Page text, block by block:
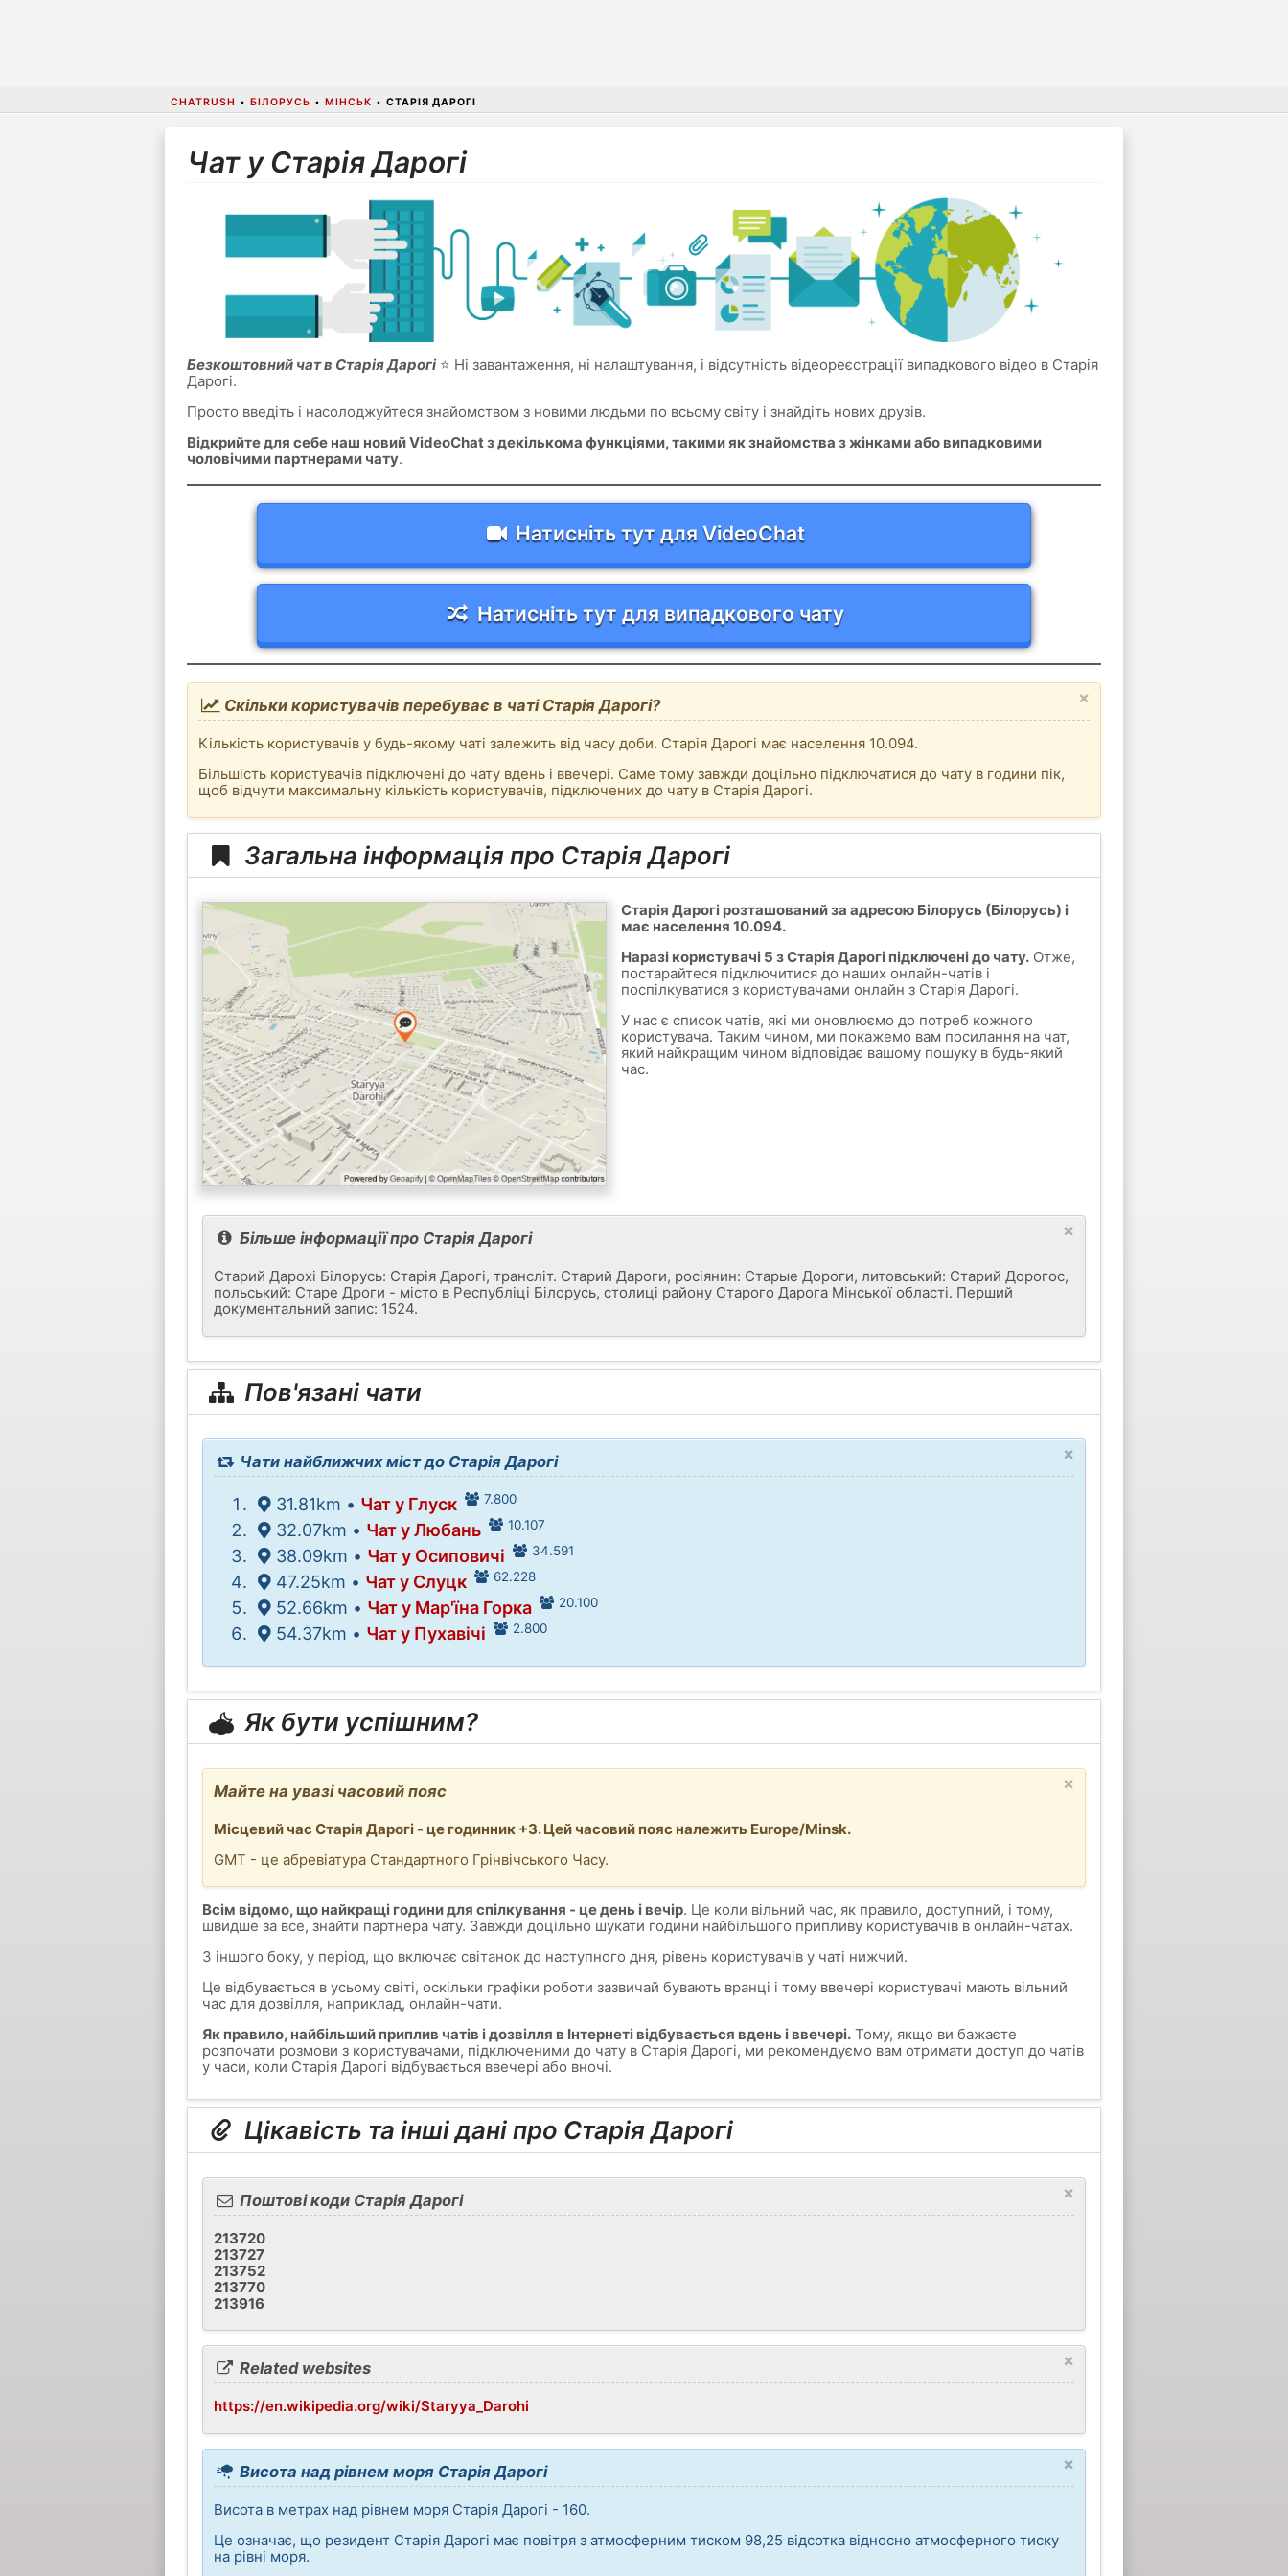
CHATRUSH • БІЛОРУСЬ • МІНСЬК • СТАРІЯ ДАРОГІ
Чат у Старія Дарогі
Безкоштовний чат в Старія Дарогі⭐ Ні завантаження, ні налаштування, і відсутність відеореєстрації випадкового відео в Старія
Дарогі.
Просто введіть і насолоджуйтеся знайомством з новими людьми по всьому світу і знайдіть нових друзів.
Відкрийте для себе наш новий VideoChat з декількома функціями, такими як знайомства з жінками або випадковими
чоловічими партнерами чату.
Натисніть тут для VideoChat
Натисніть тут для випадкового чату
×
Скільки користувачів перебуває в чаті Старія Дарогі?
Кількість користувачів у будь-якому чаті залежить від часу доби. Старія Дарогі має населення 10.094.
Більшість користувачів підключені до чату вдень і ввечері. Саме тому завжди доцільно підключатися до чату в години пік,
щоб відчути максимальну кількість користувачів, підключених до чату в Старія Дарогі.
Загальна інформація про Старія Дарогі
Старія Дарогі розташований за адресою Білорусь (Білорусь) і
має населення 10.094.
Наразі користувачі 5 з Старія Дарогі підключені до чату.Отже,
постарайтеся підключитися до наших онлайн-чатів і
поспілкуватися з користувачами онлайн з Старія Дарогі.
У нас є список чатів, які ми оновлюємо до потреб кожного
користувача. Таким чином, ми покажемо вам посилання на чат,
який найкращим чином відповідає вашому пошуку в будь-який
час.
×
Більше інформації про Старія Дарогі
Старий Дарохі Білорусь: Старія Дарогi, трансліт. Старий Дароги, росіянин: Старые Дороги, литовський: Старий Дорогос,
польський: Старе Дроги - місто в Республіці Білорусь, столиці району Старого Дарога Мінської області. Перший
документальний запис: 1524.
Пов'язані чати
×
Чати найближчих міст до Старія Дарогі
31.81km • Чат у Глуск 7.800
32.07km • Чат у Любань 10.107
38.09km • Чат у Осиповичі 34.591
47.25km • Чат у Слуцк 62.228
52.66km • Чат у Мар'їна Горка 20.100
54.37km • Чат у Пухавічі 2.800
Як бути успішним?
×
Майте на увазі часовий пояс
Місцевий час Старія Дарогі - це годинник +3. Цей часовий пояс належить Europe/Minsk.
GMT - це абревіатура Стандартного Грінвічського Часу.
Всім відомо, що найкращі години для спілкування - це день і вечір. Це коли вільний час, як правило, доступний, і тому,
швидше за все, знайти партнера чату. Завжди доцільно шукати години найбільшого припливу користувачів в онлайн-чатах.
З іншого боку, у період, що включає світанок до наступного дня, рівень користувачів у чаті нижчий.
Це відбувається в усьому світі, оскільки графіки роботи зазвичай бувають вранці і тому ввечері користувачі мають вільний
час для дозвілля, наприклад, онлайн-чати.
Як правило, найбільший приплив чатів і дозвілля в Інтернеті відбувається вдень і ввечері.Тому, якщо ви бажаєте
розпочати розмови з користувачами, підключеними до чату в Старія Дарогі, ми рекомендуємо вам отримати доступ до чатів
у часи, коли Старія Дарогі відбувається ввечері або вночі.
Цікавість та інші дані про Старія Дарогі
×
Поштові коди Старія Дарогі
213720
213727
213752
213770
213916
×
Related websites
https://en.wikipedia.org/wiki/Staryya_Darohi
×
Висота над рівнем моря Старія Дарогі
Висота в метрах над рівнем моря Старія Дарогі - 160.
Це означає, що резидент Старія Дарогі має повітря з атмосферним тиском 98,25 відсотка відносно атмосферного тиску
на рівні моря.